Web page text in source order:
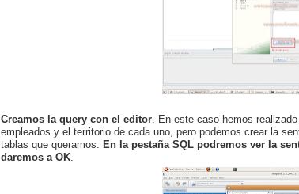
Creamos la query con el editor . En este caso hemos
empleados y el territorio de cada uno, pero podemos crear la
tablas que queramos. En la pestaña SQL podremos ver la
daremos a OK